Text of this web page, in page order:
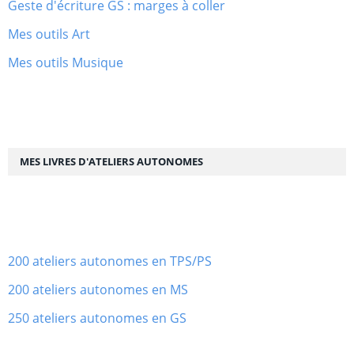
Geste d'écriture GS : marges à coller
Mes outils Art
Mes outils Musique
MES LIVRES D'ATELIERS AUTONOMES
200 ateliers autonomes en TPS/PS
200 ateliers autonomes en MS
250 ateliers autonomes en GS